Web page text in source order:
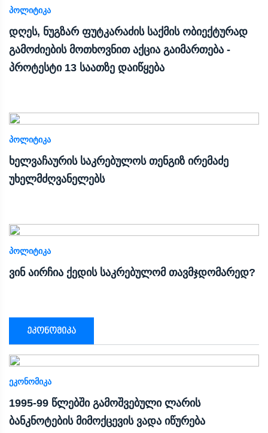
ᲞᲝᲚᲘᲢᲘᲙᲐ
დღეს, ნუგზარ ფუტკარაძის საქმის ობიექტურად
გამოძიების მოთხოვნით აქცია გაიმართება -
პროტესტი 13 საათზე დაიწყება
ᲞᲝᲚᲘᲢᲘᲙᲐ
ხელვაჩაურის საკრებულოს თენგიზ ირემაძე
უხელმძღვანელებს
ᲞᲝᲚᲘᲢᲘᲙᲐ
ვინ აირჩია ქედის საკრებულომ თავმჯდომარედ?
ეკონომიკა
ᲔᲙᲝᲜᲝᲛᲘᲙᲐ
1995-99 წლებში გამოშვებული ლარის
ბანკნოტების მიმოქცევის ვადა იწურება